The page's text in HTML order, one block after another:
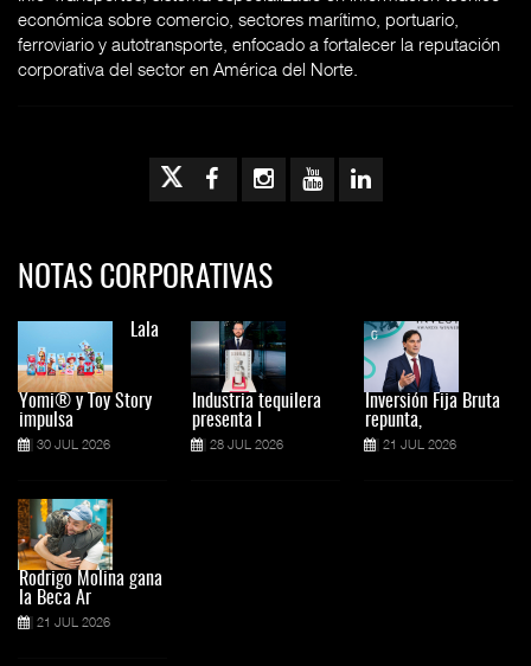
económica sobre comercio, sectores marítimo, portuario,
ferroviario y autotransporte, enfocado a fortalecer la reputación
corporativa del sector en América del Norte.
NOTAS CORPORATIVAS
Lala
Yomi® y Toy Story
impulsa
30 JUL 2026
Rodrigo Molina gana
la Beca Ar
21 JUL 2026
Industria tequilera
presenta l
28 JUL 2026
Inversión Fija Bruta
repunta,
21 JUL 2026